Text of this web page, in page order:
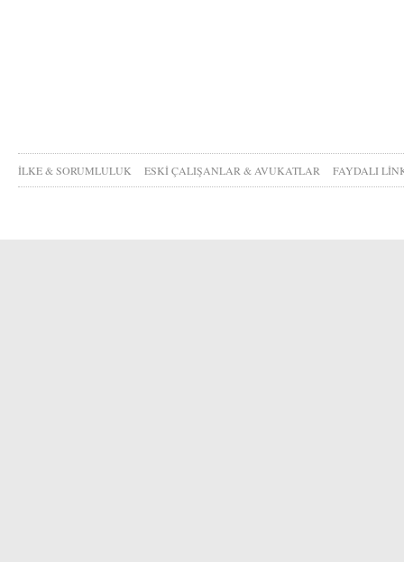
İLKE & SORUMLULUK ESKİ ÇALIŞANLAR & AVUKATLAR FAYDALI